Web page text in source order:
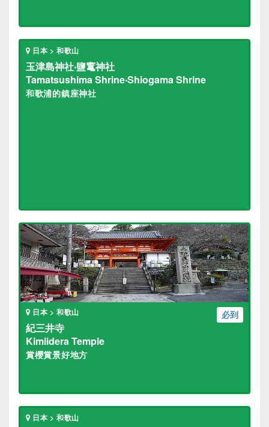
日本 > 和歌山
玉津島神社‧鹽竃神社
Tamatsushima Shrine‧Shiogama Shrine
和歌浦的鎮座神社
必到
日本 > 和歌山
紀三井寺
Kimiidera Temple
賞櫻賞景好地方
日本 > 和歌山